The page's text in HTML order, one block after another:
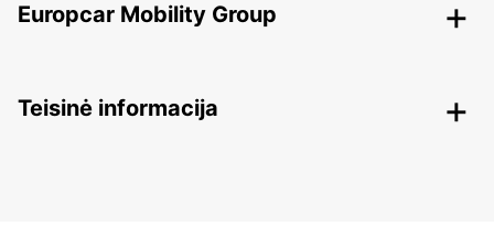
Europcar Mobility Group
Teisinė informacija